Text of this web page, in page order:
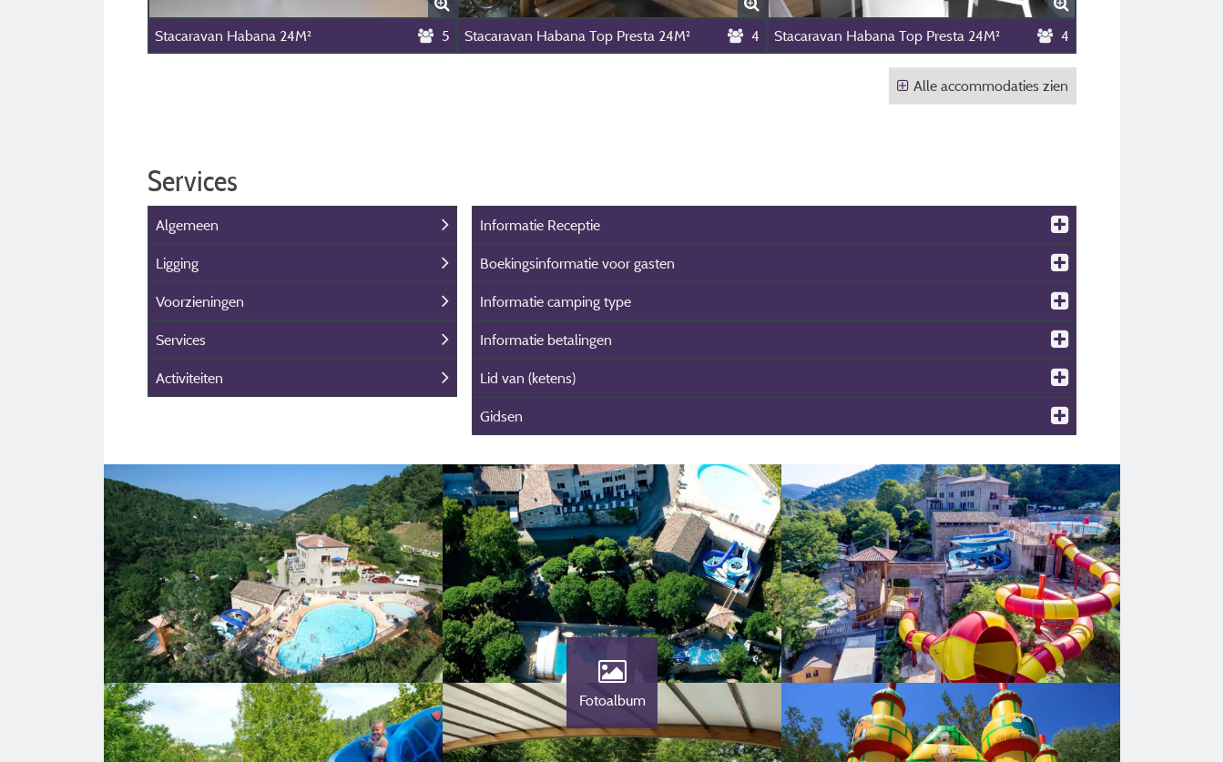
Stacaravan Habana 24M² 5 Stacaravan Habana Top Presta 24M² 4 Stacaravan Habana Top Presta 24M² 4
Alle accommodaties zien
Services
Algemeen
Ligging
Voorzieningen
Services
Activiteiten
Informatie Receptie
Boekingsinformatie voor gasten
Informatie camping type
Informatie betalingen
Lid van (ketens)
Gidsen
Fotoalbum